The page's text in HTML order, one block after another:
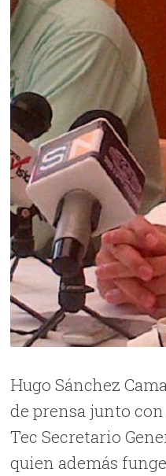
Hugo Sánchez
de prensa junto
Tec Secretario
quien además